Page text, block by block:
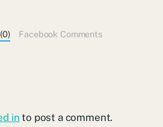
Facebook Comments
in to post a comment.